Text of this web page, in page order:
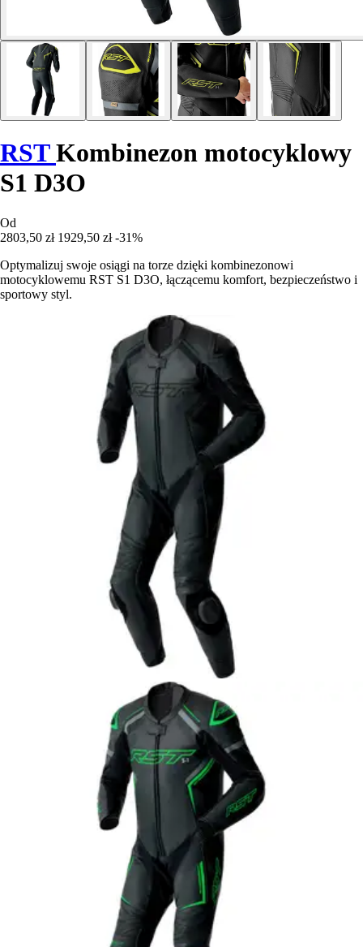
RSTKombinezon motocyklowy
S1 D3O
Od
2803,50 zł 1929,50 zł -31%
Optymalizuj swoje osiągi na torze dzięki kombinezonowi
motocyklowemu RST S1 D3O, łączącemu komfort, bezpieczeństwo i
sportowy styl.